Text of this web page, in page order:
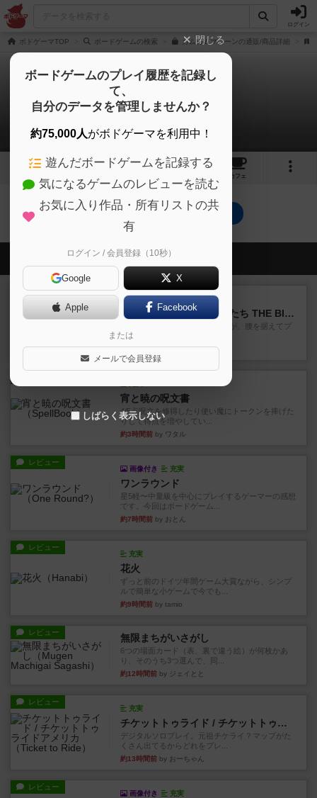
ログイン
ボドゲーマTOP ボードゲームの検索 ガムガムマシーンの通販/商品詳細
ガムガム・マシーン
0件の動画
6 6
カフェ
ガムガム・マシーンのトップに戻る
会員の新しい投稿
レビュー
アグリコラ：牧場の動物たち THE BIG BOX
長らく積みゲーになってましたが、腰を据えてプ
レイできましたのでやってみ...
4分前by くみ
宵と暁の呪文書
4/5点呪文を修得したり使い魔にトークンを捧げた
りして得点を増やしてい...
約3時間前 by ワタル
レビュー
画像付き 充実
ワンラウンド
星5軽〜中量級を中心にプレイするゲーマーの感想
です。今回はボードゲーム...
約7時間前 by おとん
レビュー
充実
花火
ずっと前のドイツ年間ゲーム大賞ながら、シンプ
ルで簡単な小ゲームで今でも...
約9時間前 by tamio
レビュー 無限まちがいさがし
6つの場面カード（表、裏で違う絵）が何枚かあ
り、そのうち3つ選んで、同...
約12時間前 by ジェイとと
レビュー
充実
チケットトゥライド / チケットトゥライドアメリカ
デジタルソロプレイ。元祖チケライ？マップがた
くさん出てるからどれをプレ...
約13時間前 by おーちゃん
レビュー
画像付き 充実
閉じる
ボードゲームのプレイ履歴を記録し
て、
自分のデータを管理しませんか？
約75,000人がボドゲーマを利用中！
遊んだボードゲームを記録する
気になるゲームのレビューを読む
お気に入り作品・所有リストの共
有
ログイン / 会員登録（10秒）
Google X
Apple Facebook
または
メールで会員登録
しばらく表示しない